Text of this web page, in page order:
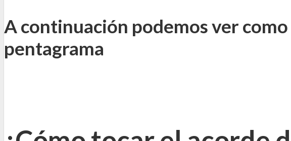
A continuación podemos ver
pentagrama